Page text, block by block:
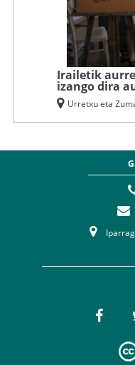
Irailetik
izango dira
Urretxu eta